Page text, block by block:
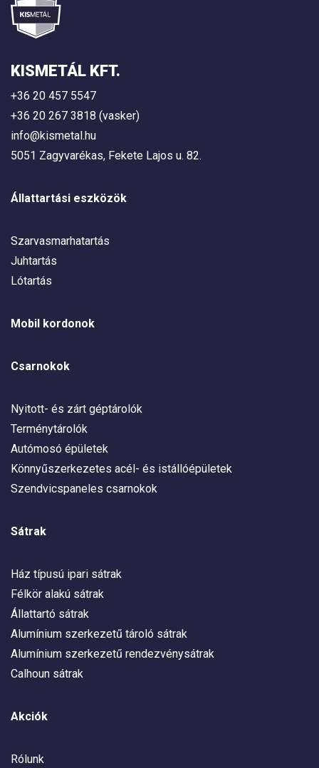
KISMETÁL KFT.
+36 20 457 5547
+36 20 267 3818 (vasker)
info@kismetal.hu
5051 Zagyvarékas, Fekete Lajos u. 82.
Állattartási eszközök
Szarvasmarhatartás
Juhtartás
Lótartás
Mobil kordonok
Csarnokok
Nyitott- és zárt géptárolók
Terménytárolók
Autómosó épületek
Könnyűszerkezetes acél- és istállóépületek
Szendvicspaneles csarnokok
Sátrak
Ház típusú ipari sátrak
Félkör alakú sátrak
Állattartó sátrak
Alumínium szerkezetű tároló sátrak
Alumínium szerkezetű rendezvénysátrak
Calhoun sátrak
Akciók
Rólunk